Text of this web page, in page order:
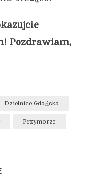
Pozdrawiam,
Dzielnice Gdańska
Przymorze